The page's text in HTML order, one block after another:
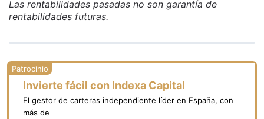
Las rentabilidades pasadas no son garantía de
rentabilidades futuras.
Invierte fácil con Indexa Capital
El gestor de carteras independiente líder en España, con
más de